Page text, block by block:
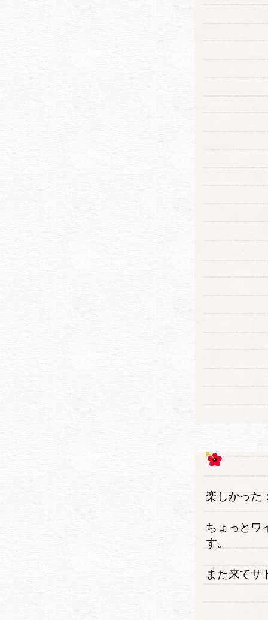
楽しかった
ちょっとワ
す。
また来てサ